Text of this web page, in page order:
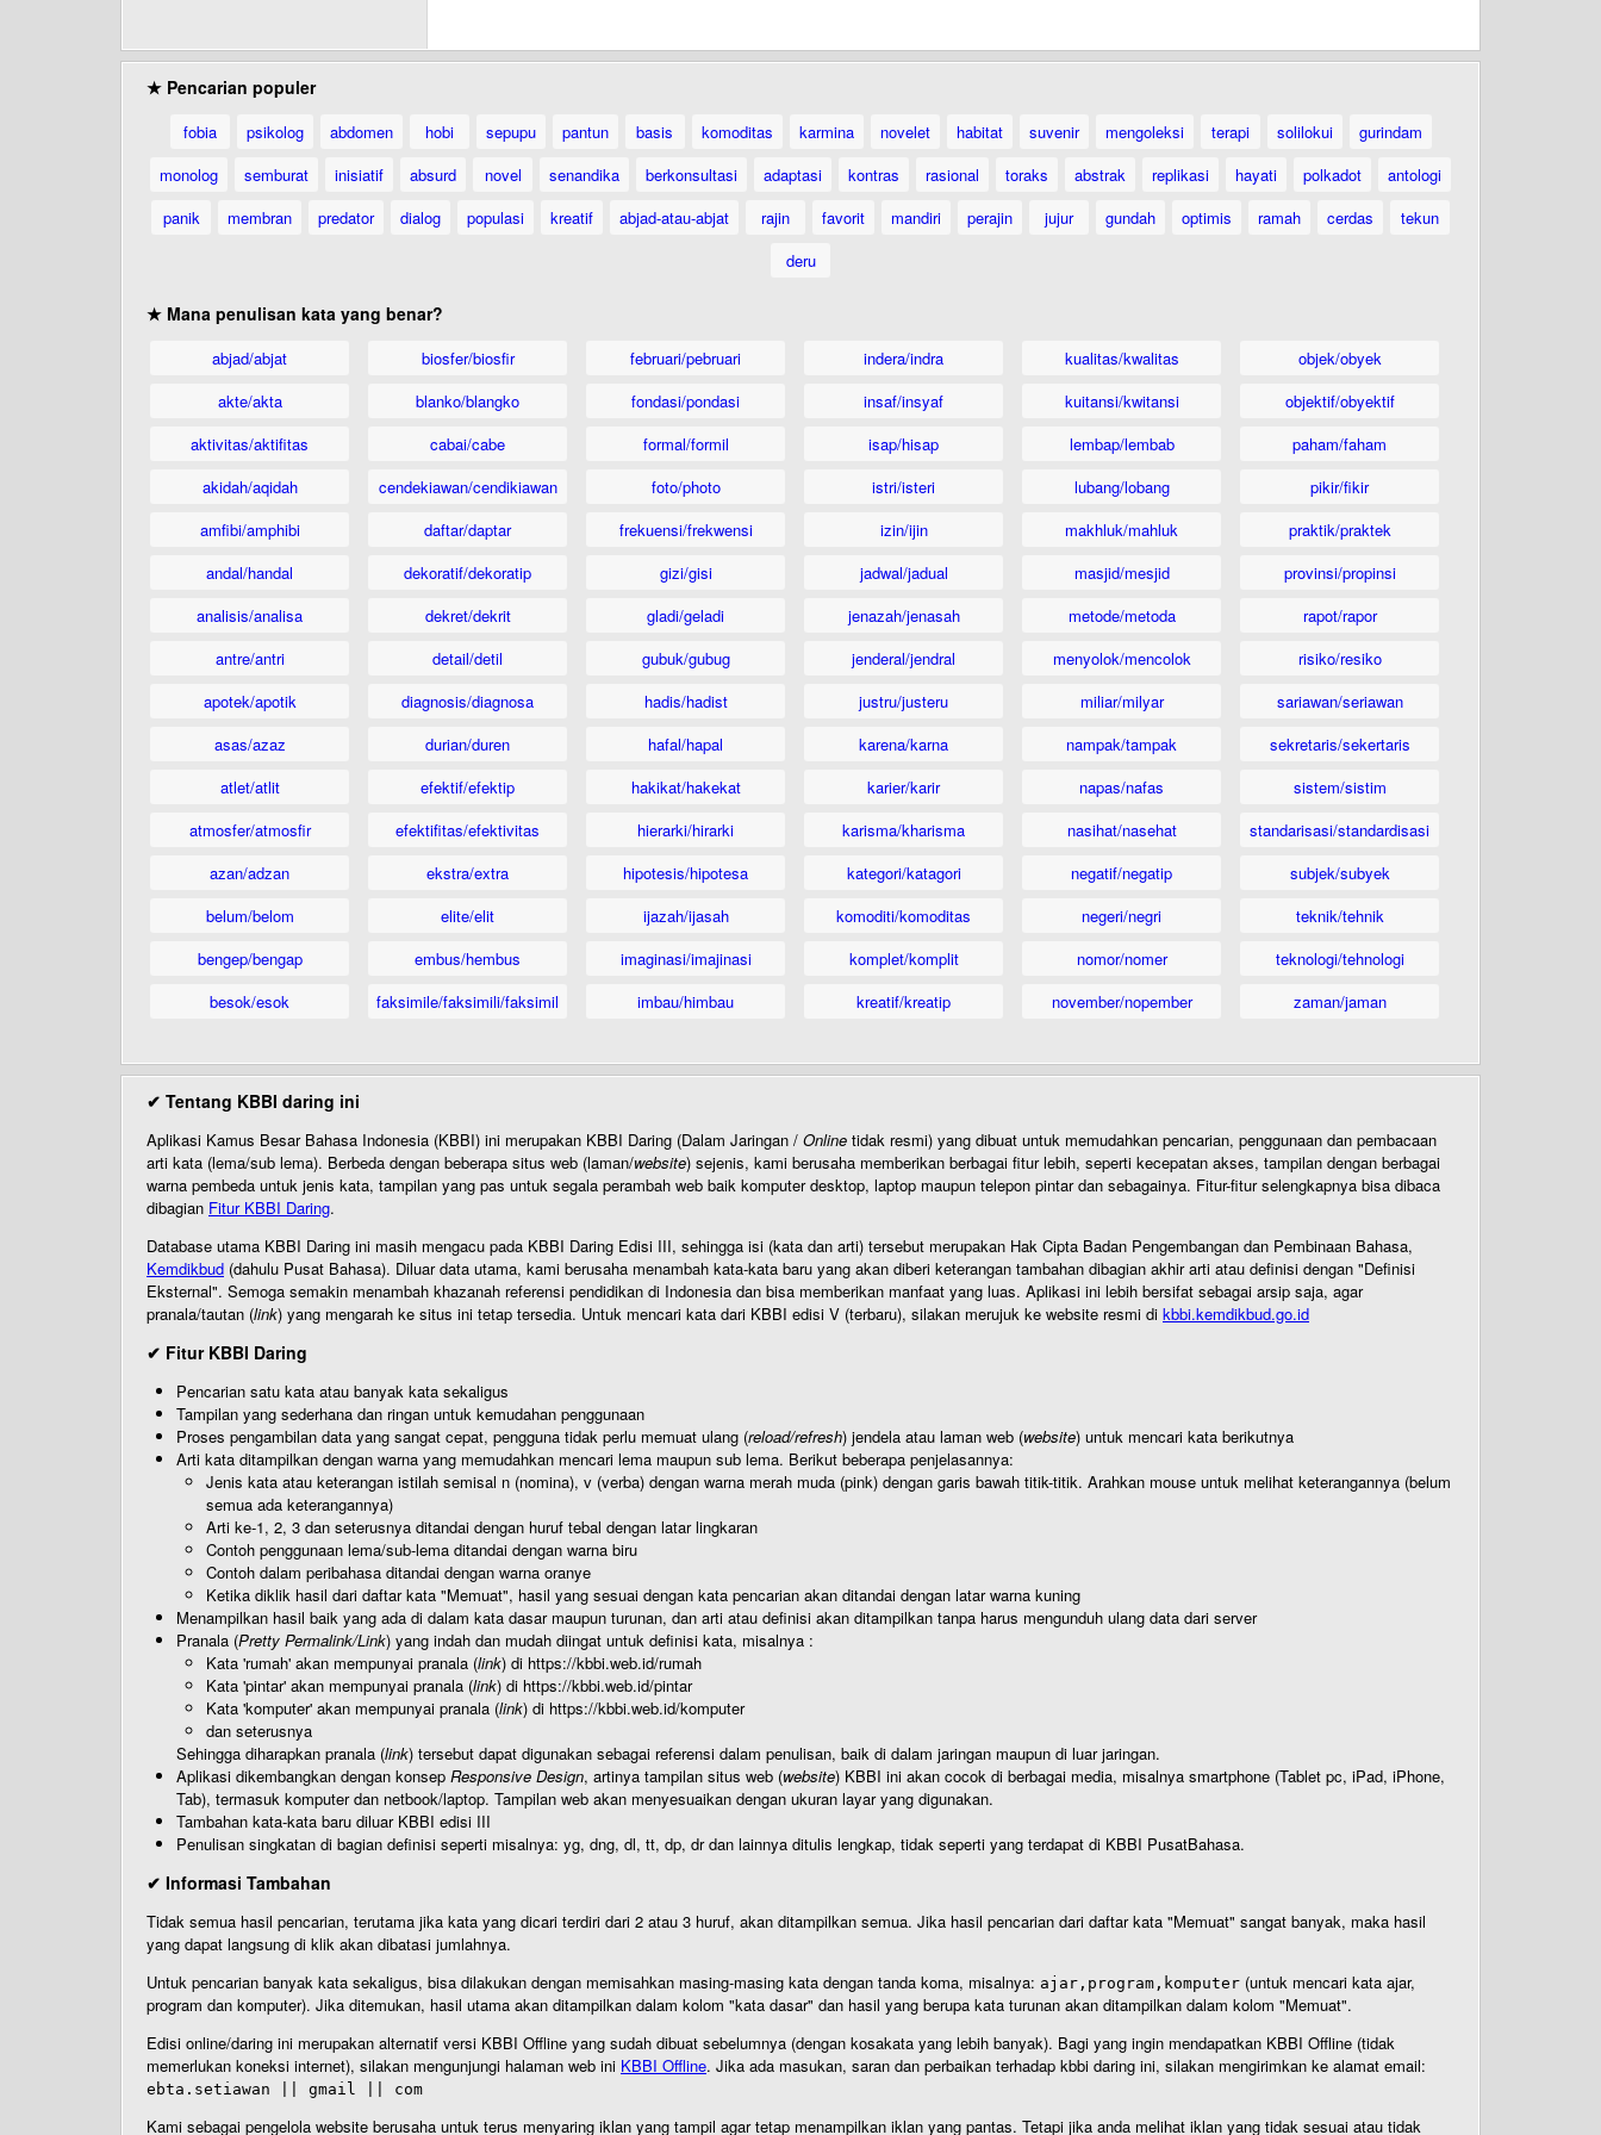
★ Pencarian populer
fobia psikolog abdomen hobi sepupu pantun basis komoditas karmina novelet habitat suvenir mengoleksi terapi solilokui
gurindam
monolog
semburat inisiatif absurd novel senandika berkonsultasi adaptasi kontras rasional toraks abstrak replikasi hayati polkadot
antologi
panik
membran predator dialog populasi kreatif abjad-atau-abjat rajin favorit mandiri perajin jujur gundah optimis ramah cerdas
tekun
deru
★ Mana penulisan kata yang benar?
abjad/abjat
akte/akta
aktivitas/aktifitas
akidah/aqidah
amfibi/amphibi
andal/handal
analisis/analisa
antre/antri
apotek/apotik
asas/azaz
atlet/atlit
atmosfer/atmosfir
azan/adzan
belum/belom
bengep/bengap
besok/esok
biosfer/biosfir
blanko/blangko
cabai/cabe
cendekiawan/cendikiawan
daftar/daptar
dekoratif/dekoratip
dekret/dekrit
detail/detil
diagnosis/diagnosa
durian/duren
efektif/efektip
efektifitas/efektivitas
ekstra/extra
elite/elit
embus/hembus
faksimile/faksimili/faksimil
februari/pebruari
fondasi/pondasi
formal/formil
foto/photo
frekuensi/frekwensi
gizi/gisi
gladi/geladi
gubuk/gubug
hadis/hadist
hafal/hapal
hakikat/hakekat
hierarki/hirarki
hipotesis/hipotesa
ijazah/ijasah
imaginasi/imajinasi
imbau/himbau
indera/indra
insaf/insyaf
isap/hisap
istri/isteri
izin/ijin
jadwal/jadual
jenazah/jenasah
jenderal/jendral
justru/justeru
karena/karna
karier/karir
karisma/kharisma
kategori/katagori
komoditi/komoditas
komplet/komplit
kreatif/kreatip
kualitas/kwalitas
kuitansi/kwitansi
lembap/lembab
lubang/lobang
makhluk/mahluk
masjid/mesjid
metode/metoda
menyolok/mencolok
miliar/milyar
nampak/tampak
napas/nafas
nasihat/nasehat
negatif/negatip
negeri/negri
nomor/nomer
november/nopember
objek/obyek
objektif/obyektif
paham/faham
pikir/fikir
praktik/praktek
provinsi/propinsi
rapot/rapor
risiko/resiko
sariawan/seriawan
sekretaris/sekertaris
sistem/sistim
standarisasi/standardisasi
subjek/subyek
teknik/tehnik
teknologi/tehnologi
zaman/jaman
✔ Tentang KBBI daring ini
Aplikasi Kamus Besar Bahasa Indonesia (KBBI) ini merupakan KBBI Daring (Dalam Jaringan / Online tidak resmi) yang dibuat untuk memudahkan pencarian, penggunaan dan pembacaan
arti kata (lema/sub lema). Berbeda dengan beberapa situs web (laman/website) sejenis, kami berusaha memberikan berbagai fitur lebih, seperti kecepatan akses, tampilan dengan berbagai
warna pembeda untuk jenis kata, tampilan yang pas untuk segala perambah web baik komputer desktop, laptop maupun telepon pintar dan sebagainya. Fitur-fitur selengkapnya bisa dibaca
dibagian Fitur KBBI Daring.
Database utama KBBI Daring ini masih mengacu pada KBBI Daring Edisi III, sehingga isi (kata dan arti) tersebut merupakan Hak Cipta Badan Pengembangan dan Pembinaan Bahasa,
Kemdikbud (dahulu Pusat Bahasa). Diluar data utama, kami berusaha menambah kata-kata baru yang akan diberi keterangan tambahan dibagian akhir arti atau definisi dengan "Definisi
Eksternal". Semoga semakin menambah khazanah referensi pendidikan di Indonesia dan bisa memberikan manfaat yang luas. Aplikasi ini lebih bersifat sebagai arsip saja, agar
pranala/tautan (link) yang mengarah ke situs ini tetap tersedia. Untuk mencari kata dari KBBI edisi V (terbaru), silakan merujuk ke website resmi di kbbi.kemdikbud.go.id
✔ Fitur KBBI Daring
Pencarian satu kata atau banyak kata sekaligus
Tampilan yang sederhana dan ringan untuk kemudahan penggunaan
Proses pengambilan data yang sangat cepat, pengguna tidak perlu memuat ulang (reload/refresh) jendela atau laman web (website) untuk mencari kata berikutnya
Arti kata ditampilkan dengan warna yang memudahkan mencari lema maupun sub lema. Berikut beberapa penjelasannya:
Jenis kata atau keterangan istilah semisal n (nomina), v (verba) dengan warna merah muda (pink) dengan garis bawah titik-titik. Arahkan mouse untuk melihat keterangannya (belum
semua ada keterangannya)
Arti ke-1, 2, 3 dan seterusnya ditandai dengan huruf tebal dengan latar lingkaran
Contoh penggunaan lema/sub-lema ditandai dengan warna biru
Contoh dalam peribahasa ditandai dengan warna oranye
Ketika diklik hasil dari daftar kata "Memuat", hasil yang sesuai dengan kata pencarian akan ditandai dengan latar warna kuning
Menampilkan hasil baik yang ada di dalam kata dasar maupun turunan, dan arti atau definisi akan ditampilkan tanpa harus mengunduh ulang data dari server
Pranala (Pretty Permalink/Link) yang indah dan mudah diingat untuk definisi kata, misalnya :
Kata 'rumah' akan mempunyai pranala (link) di https://kbbi.web.id/rumah
Kata 'pintar' akan mempunyai pranala (link) di https://kbbi.web.id/pintar
Kata 'komputer' akan mempunyai pranala (link) di https://kbbi.web.id/komputer
dan seterusnya
Sehingga diharapkan pranala (link) tersebut dapat digunakan sebagai referensi dalam penulisan, baik di dalam jaringan maupun di luar jaringan.
Aplikasi dikembangkan dengan konsep Responsive Design, artinya tampilan situs web (website) KBBI ini akan cocok di berbagai media, misalnya smartphone (Tablet pc, iPad, iPhone,
Tab), termasuk komputer dan netbook/laptop. Tampilan web akan menyesuaikan dengan ukuran layar yang digunakan.
Tambahan kata-kata baru diluar KBBI edisi III
Penulisan singkatan di bagian definisi seperti misalnya: yg, dng, dl, tt, dp, dr dan lainnya ditulis lengkap, tidak seperti yang terdapat di KBBI PusatBahasa.
✔ Informasi Tambahan
Tidak semua hasil pencarian, terutama jika kata yang dicari terdiri dari 2 atau 3 huruf, akan ditampilkan semua. Jika hasil pencarian dari daftar kata "Memuat" sangat banyak, maka hasil
yang dapat langsung di klik akan dibatasi jumlahnya.
Untuk pencarian banyak kata sekaligus, bisa dilakukan dengan memisahkan masing-masing kata dengan tanda koma, misalnya: ajar,program,komputer (untuk mencari kata ajar,
program dan komputer). Jika ditemukan, hasil utama akan ditampilkan dalam kolom "kata dasar" dan hasil yang berupa kata turunan akan ditampilkan dalam kolom "Memuat".
Edisi online/daring ini merupakan alternatif versi KBBI Offline yang sudah dibuat sebelumnya (dengan kosakata yang lebih banyak). Bagi yang ingin mendapatkan KBBI Offline (tidak
memerlukan koneksi internet), silakan mengunjungi halaman web ini KBBI Offline. Jika ada masukan, saran dan perbaikan terhadap kbbi daring ini, silakan mengirimkan ke alamat email:
ebta.setiawan || gmail || com
Kami sebagai pengelola website berusaha untuk terus menyaring iklan yang tampil agar tetap menampilkan iklan yang pantas. Tetapi jika anda melihat iklan yang tidak sesuai atau tidak